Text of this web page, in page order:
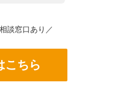
談窓口あり／
こちら